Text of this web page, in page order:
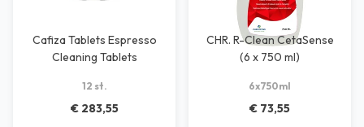
Cafiza Tablets Espresso
Cleaning Tablets
12 st.
€ 283,55
CHR. R-Clean CetaSense
(6 x 750 ml)
6x750ml
€ 73,55